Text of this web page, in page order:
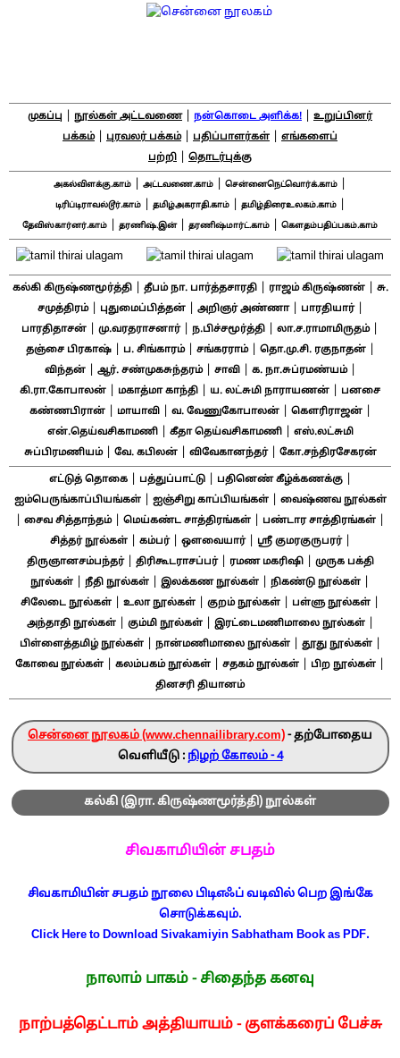
முகப்பு நூல்கள் அட்டவணை| நன்கொடை அளிக்க!
உறுப்பினர்
பக்கம்| புரவலர் பக்கம்| பதிப்பாளர்கள்
எங்களைப்
பற்றி
தொடர்புக்கு
அகல்விளக்கு.காம் அட்டவணை.காம் சென்னைநெட்வொர்க்.காம்
டிரிப்டிராவல்டூர்.காம்| தமிழ்அகராதி.காம்| தமிழ்திரைஉலகம்.காம்|
தேவிஸ்கார்னர்.காம் தரணிஷ்.இன்| தரணிஷ்மார்ட்.காம் கௌதம்பதிப்பகம்.காம்
கல்கி கிருஷ்ணமூர்த்தி| தீபம் நா. பார்த்தசாரதி| ராஜம் கிருஷ்ணன்|
சு.
சமுத்திரம்| புதுமைப்பித்தன்| அறிஞர் அண்ணா| பாரதியார்|
பாரதிதாசன் மு.வரதராசனார்| ந.பிச்சமூர்த்தி லா.ச.ராமாமிருதம்|
தஞ்சை பிரகாஷ்| ப. சிங்காரம்| சங்கரராம்| தொ.மு.சி. ரகுநாதன்|
விந்தன்| ஆர். சண்முகசுந்தரம்| சாவி| க. நா.சுப்ரமண்யம்|
கி.ரா.கோபாலன் மகாத்மா காந்தி ய. லட்சுமி நாராயணன்
பனசை
கண்ணபிரான்| மாயாவி| வ. வேணுகோபாலன்| கௌரிராஜன்|
என்.தெய்வசிகாமணி| கீதா தெய்வசிகாமணி|
எஸ்.லட்சுமி
சுப்பிரமணியம்| வே. கபிலன்| விவேகானந்தர்| கோ.சந்திரசேகரன்
எட்டுத் தொகை| பத்துப்பாட்டு| பதினெண் கீழ்க்கணக்கு|
ஐம்பெருங்காப்பியங்கள்| ஐஞ்சிறு காப்பியங்கள்| வைஷ்ணவ நூல்கள்
சைவ சித்தாந்தம்| மெய்கண்ட சாத்திரங்கள் பண்டார சாத்திரங்கள்
சித்தர் நூல்கள்| கம்பர்| ஔவையார்| ஸ்ரீ குமரகுருபரர்|
திருஞானசம்பந்தர்| திரிகூடராசப்பர்| ரமண மகரிஷி|
முருக பக்தி
நூல்கள்
நீதி நூல்கள் இலக்கண நூல்கள் நிகண்டு நூல்கள்
சிலேடை நூல்கள் உலா நூல்கள் குறம் நூல்கள் பள்ளு நூல்கள்
அந்தாதி நூல்கள்| கும்மி நூல்கள்| இரட்டைமணிமாலை நூல்கள்|
பிள்ளைத்தமிழ் நூல்கள்| நான்மணிமாலை நூல்கள்| தூது நூல்கள்|
கோவை நூல்கள் கலம்பகம் நூல்கள் சதகம் நூல்கள் பிற நூல்கள்
தினசரி தியானம்
சென்னை நூலகம் (www.chennailibrary.com)- தற்போதைய
வெளியீடு : நிழற் கோலம் - 4
கல்கி (இரா. கிருஷ்ணமூர்த்தி) நூல்கள்
சிவகாமியின் சபதம்
சிவகாமியின் சபதம் நூலை பிடிஎஃப் வடிவில் பெற இங்கே
சொடுக்கவும்.
Click Here to Download Sivakamiyin Sabhatham Book as PDF.
நாலாம் பாகம் - சிதைந்த கனவு
நாற்பத்தெட்டாம் அத்தியாயம் - குளக்கரைப் பேச்சு